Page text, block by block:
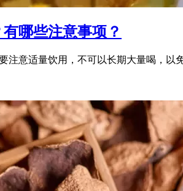
哪些注意事项？
注意适量饮用，不可以长期大量喝，